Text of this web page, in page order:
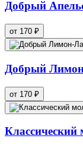
Добрый
от 170 ₽
Добрый
от 170 ₽